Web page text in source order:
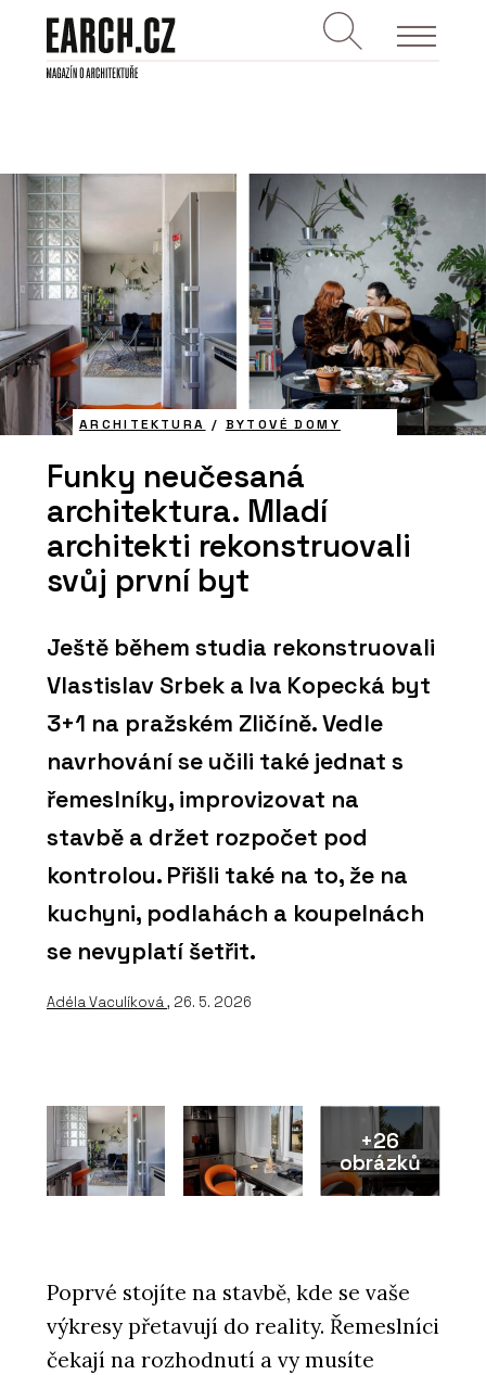
ARCHITEKTURA / BYTOVÉ DOMY
Funky neučesaná
architektura. Mladí
architekti rekonstruovali
svůj první byt
Ještě během studia rekonstruovali
Vlastislav Srbek a Iva Kopecká byt
3+1 na pražském Zličíně. Vedle
navrhování se učili také jednat s
řemeslníky, improvizovat na
stavbě a držet rozpočet pod
kontrolou. Přišli také na to, že na
kuchyni, podlahách a koupelnách
se nevyplatí šetřit.
Adéla Vaculíková, 26. 5. 2026
+26
obrázků
Poprvé stojíte na stavbě, kde se vaše
výkresy přetavují do reality. Řemeslníci
čekají na rozhodnutí a vy musíte